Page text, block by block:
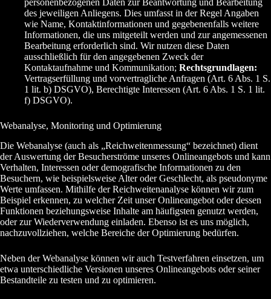
des jeweiligen Anliegens. Dies umfasst in der Regel Angaben
wie Name, Kontaktinformationen und gegebenenfalls weitere
Informationen, die uns mitgeteilt werden und zur angemessenen
Bearbeitung erforderlich sind. Wir nutzen diese Daten
ausschließlich für den angegebenen Zweck der
Kontaktaufnahme und Kommunikation; Rechtsgrundlagen:
Vertragserfüllung und vorvertragliche Anfragen (Art. 6 Abs. 1 S.
1 lit. b) DSGVO), Berechtigte Interessen (Art. 6 Abs. 1 S. 1 lit.
f) DSGVO).
Webanalyse, Monitoring und Optimierung
Die Webanalyse (auch als „Reichweitenmessung“ bezeichnet) dient
der Auswertung der Besucherströme unseres Onlineangebots und kann
Verhalten, Interessen oder demografische Informationen zu den
Besuchern, wie beispielsweise Alter oder Geschlecht, als pseudonyme
Werte umfassen. Mithilfe der Reichweitenanalyse können wir zum
Beispiel erkennen, zu welcher Zeit unser Onlineangebot oder dessen
Funktionen beziehungsweise Inhalte am häufigsten genutzt werden,
oder zur Wiederverwendung einladen. Ebenso ist es uns möglich,
nachzuvollziehen, welche Bereiche der Optimierung bedürfen.
Neben der Webanalyse können wir auch Testverfahren einsetzen, um
etwa unterschiedliche Versionen unseres Onlineangebots oder seiner
Bestandteile zu testen und zu optimieren.